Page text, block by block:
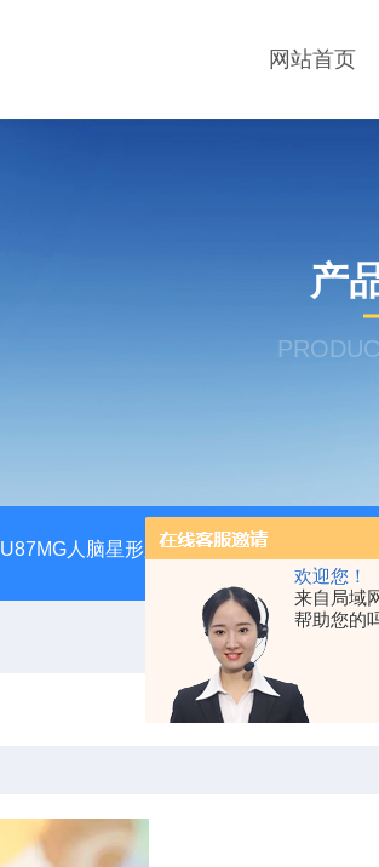
欢迎您！
来自局域
帮助您的
网站首页
产
U87MG人脑星形胶质母细胞瘤（U87-MG）